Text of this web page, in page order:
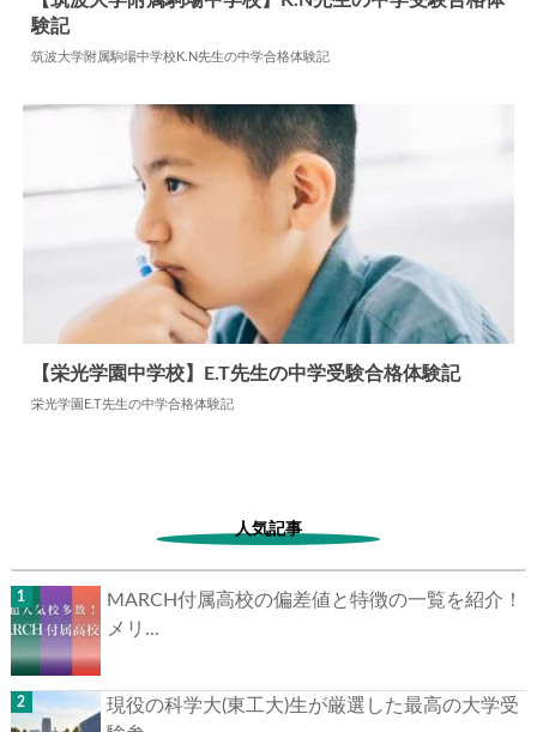
中学合格体験記
験記
筑波大学附属駒場中学校K.N先生の中学合格体験記
【栄光学園中学校】E.T先生の中学受験合格体験記
栄光学園E.T先生の中学合格体験記
人気記事
MARCH付属高校の偏差値と特徴の一覧を紹介！
メリ...
現役の科学大(東工大)生が厳選した最高の大学受